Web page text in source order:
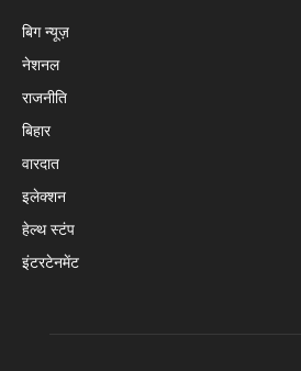
बिग न्यूज़
नेशनल
राजनीति
बिहार
वारदात
इलेक्शन
हेल्थ स्टंप
इंटरटेनमेंट